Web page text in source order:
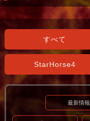
すべて
StarHorse4
最新情報